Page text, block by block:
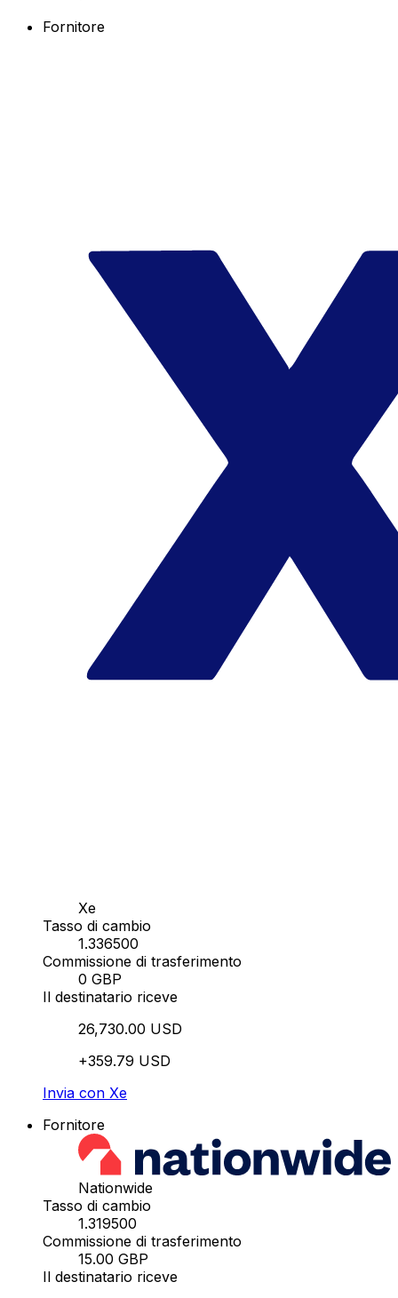
Fornitore
Xe
Tasso di cambio
1.336500
Commissione di trasferimento
0 GBP
Il destinatario riceve
26,730.00 USD
+359.79 USD
Invia con Xe
Fornitore
Nationwide
Tasso di cambio
1.319500
Commissione di trasferimento
15.00 GBP
Il destinatario riceve